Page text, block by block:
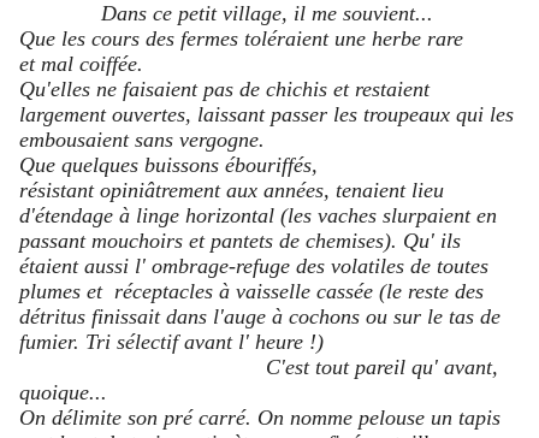
Dans ce petit village, il me souvient...
Que les cours des fermes toléraient une herbe rare
et mal coiffée.
Qu'elles ne faisaient pas de chichis et restaient
largement ouvertes, laissant passer les troupeaux qui les
embousaient sans vergogne.
Que quelques buissons ébouriffés,
résistant opiniâtrement aux années, tenaient lieu
d'étendage à linge horizontal (les vaches slurpaient en
passant mouchoirs et pantets de chemises). Qu' ils
étaient aussi l' ombrage-refuge des volatiles de toutes
plumes et réceptacles à vaisselle cassée (le reste des
détritus finissait dans l'auge à cochons ou sur le tas de
fumier. Tri sélectif avant l' heure !)
C'est tout pareil qu' avant,
quoique...
On délimite son pré carré. On nomme pelouse un tapis